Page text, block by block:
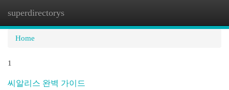
superdirectorys
Home
1
씨알리스 완벽 가이드